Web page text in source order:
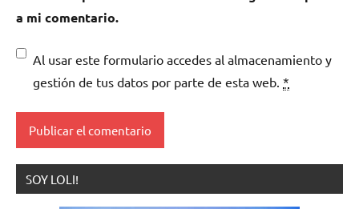
a mi comentario.
Al usar este formulario accedes al almacenamiento y
gestión de tus datos por parte de esta web. *
SOY LOLI!